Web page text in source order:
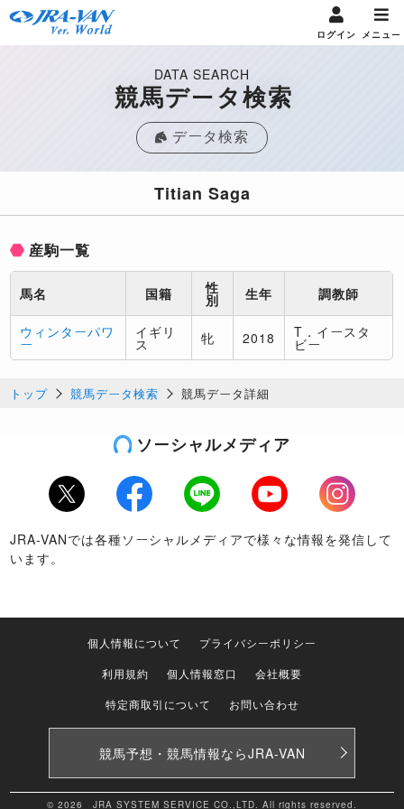
ログイン メニュー
DATA SEARCH
競馬データ検索
データ検索
Titian Saga
産駒一覧
馬名 国籍 性
別 生年 調教師
ウィンターパワ
ー
イギリ
ス 牝 2018 T．イースタ
ビー
トップ 競馬データ検索 競馬データ詳細
ソーシャルメディア
Twitter Facebook LINE Youtube
Instagram
JRA-VANでは各種ソーシャルメディアで様々な情報を発信して
います。
個人情報について
プライバシーポリシー
利用規約
個人情報窓口
会社概要
特定商取引について
お問い合わせ
競馬予想・競馬情報ならJRA-VAN
© 2026 JRA SYSTEM SERVICE CO.,LTD. All rights reserved.